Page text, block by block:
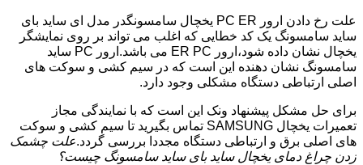
علت رخ دادن ارور PC ER یخچال سامسونگدر مدل ای ساید بای
ساید سامسونگ یک کد خطایی که اغلب می تواند بر روی نمایشگر
یخچال نشان داده شود،ارور ER PC می باشد.ارور PC ساید
سامسونگ نشان دهنده این است که در سیم کشی و سوکت های
اصلی ارتباطی دستگاه مشکلی وجود دارد.
برای حل مشکل پیشنهاد ونک این است که با نمایندگی مجاز
تعمیرات یخچال SAMSUNG تماس بگیرید تا سیم کشی و سوکت
های اصلی برق و ارتباطی دستگاه مجددا بررسی گردد.علت چشمک
زدن چراغ دمای یخچال ساید بای ساید سامسونگ چیست؟